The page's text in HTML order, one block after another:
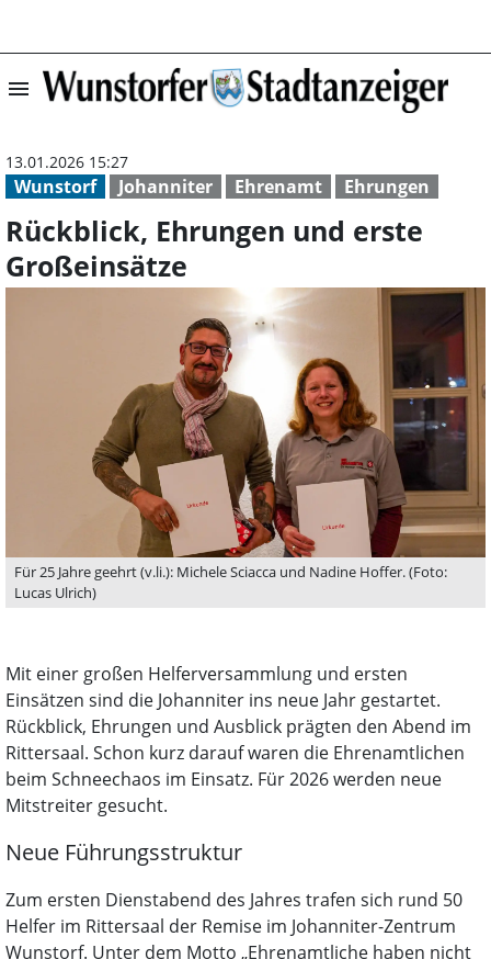
menu Rückblick,
Wunstorf Johanniter Ehrenamt Ehrungen
13.01.2026 15:27
Rückblick, Ehrungen und erste
Großeinsätze
Für 25 Jahre geehrt (v.li.): Michele Sciacca und Nadine Hoffer. (Foto:
Lucas Ulrich)
Mit einer großen Helferversammlung und ersten
Einsätzen sind die Johanniter ins neue Jahr gestartet.
Rückblick, Ehrungen und Ausblick prägten den Abend im
Rittersaal. Schon kurz darauf waren die Ehrenamtlichen
beim Schneechaos im Einsatz. Für 2026 werden neue
Mitstreiter gesucht.
Neue Führungsstruktur
Zum ersten Dienstabend des Jahres trafen sich rund 50
Helfer im Rittersaal der Remise im Johanniter-Zentrum
Wunstorf. Unter dem Motto „Ehrenamtliche haben nicht